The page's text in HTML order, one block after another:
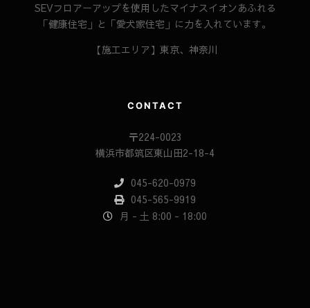
SEVフロアーアップを使用したマイナスイオンあふれる
「健康住宅」と「愛犬家住宅」に力を入れています。
【施工エリア】東京、神奈川
CONTACT
〒224-0023
横浜市都筑区東山田2-18-4
045-620-0979
045-565-9919
月 - 土 8:00 - 18:00